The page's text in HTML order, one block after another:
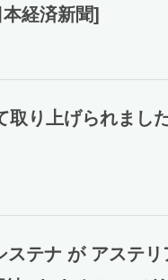
経済新聞]
取り上げられまし
テナ が アステリ